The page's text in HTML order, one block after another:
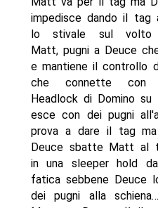
impedisce dando il tag
lo stivale sul volto
Matt, pugni a Deuce
e mantiene il controllo
che connette con
Headlock di Domino
esce con dei pugni
prova a dare il tag
Deuce sbatte Matt al
in una sleeper hold
fatica sebbene Deuce
dei pugni alla